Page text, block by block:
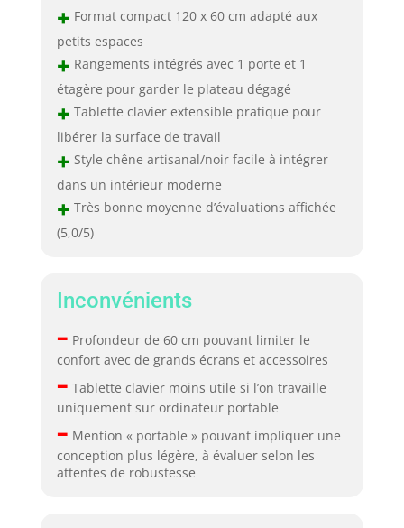
+ Format compact 120 x 60 cm adapté aux
petits espaces
+ Rangements intégrés avec 1 porte et 1
étagère pour garder le plateau dégagé
+ Tablette clavier extensible pratique pour
libérer la surface de travail
+ Style chêne artisanal/noir facile à intégrer
dans un intérieur moderne
+ Très bonne moyenne d’évaluations affichée
(5,0/5)
Inconvénients
– Profondeur de 60 cm pouvant limiter le
confort avec de grands écrans et accessoires
– Tablette clavier moins utile si l’on travaille
uniquement sur ordinateur portable
– Mention « portable » pouvant impliquer une
conception plus légère, à évaluer selon les
attentes de robustesse